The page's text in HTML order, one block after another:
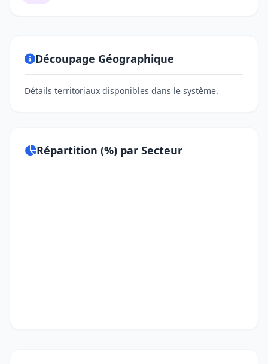
Découpage Géographique
Détails territoriaux disponibles dans le système.
Répartition (%) par Secteur